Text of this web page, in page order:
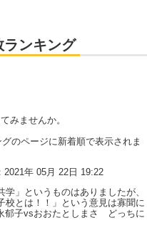
ランキング
みませんか。
のページに新着順で表示されま
年 05月 22日 19:22
」というものはありましたが、
校とは！！」という意見は寡聞に
郁子vsおおたとしまさ どっちに